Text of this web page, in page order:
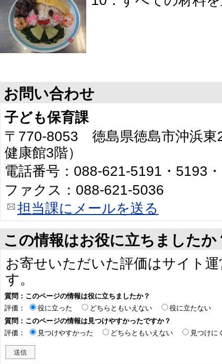
お問い合わせ
子ども保育課
〒770-8053 徳島県徳島市沖浜東
健康館3階）
電話番号：088-621-5191・5193
ファクス：088-621-5036
担当課にメールを送る
この情報はお役に立ちましたか
お寄せいただいた評価はサイト
す。
質問：このページの情報は役に立ちましたか？
評価：
役に立った どちらともいえない
役に立たない
質問：このページの情報は見つけやすかったですか？
評価：
見つけやすかった どちらともいえない 見つけに